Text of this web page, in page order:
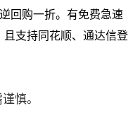
回购一折。有免费急速
支持同花顺、通达信登
慎。